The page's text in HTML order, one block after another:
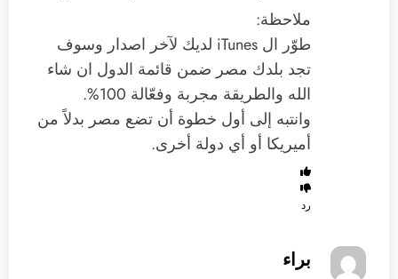
ملاحظة:
طوّر ال iTunes لديك لآخر اصدار وسوف
تجد بلدك مصر ضمن قائمة الدول ان شاء
الله والطريقة مجربة وفعّالة 100%.
وانتبه إلى أول خطوة أن تضع مصر بدلاً من
أميريكا أو أي دولة أخرى.
رد
براء